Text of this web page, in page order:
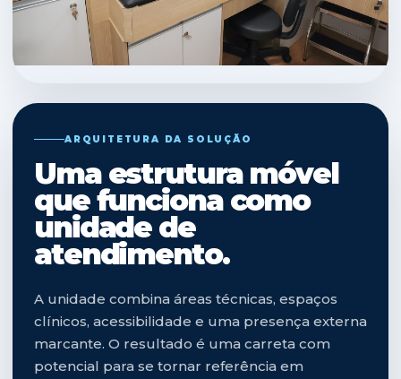
ARQUITETURA DA SOLUÇÃO
Uma estrutura móvel
que funciona como
unidade de
atendimento.
A unidade combina áreas técnicas, espaços
clínicos, acessibilidade e uma presença externa
marcante. O resultado é uma carreta com
potencial para se tornar referência em